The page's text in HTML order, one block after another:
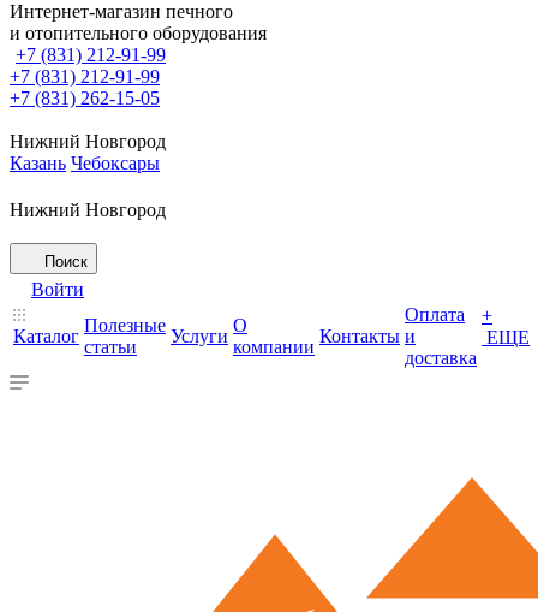
Интернет-магазин печного
и отопительного оборудования
+7 (831) 212-91-99
+7 (831) 212-91-99
+7 (831) 262-15-05
Нижний Новгород
Казань Чебоксары
Нижний Новгород
Поиск
Войти
Каталог
Полезные
статьи
Услуги
О
компании
Контакты
Оплата
и
доставка
+
ЕЩЕ